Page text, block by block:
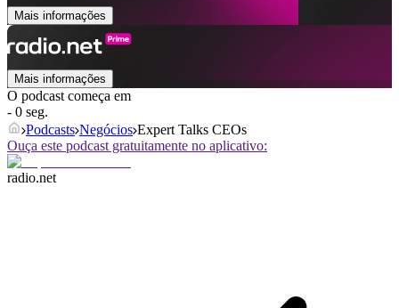
Mais informações
Mais informações
O podcast começa em
- 0 seg.
Podcasts Negócios Expert Talks CEOs
Ouça este podcast gratuitamente no aplicativo:
radio.net